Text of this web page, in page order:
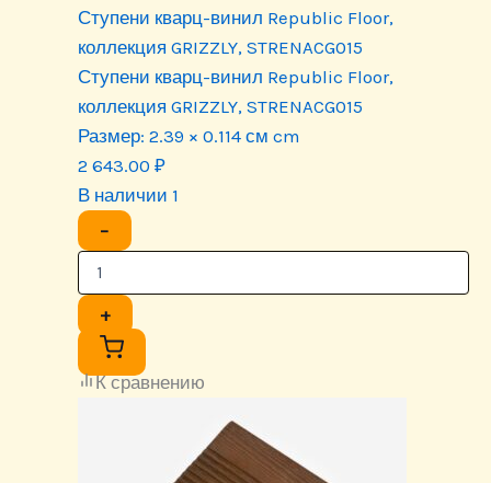
Ступени кварц-винил Republic Floor,
коллекция GRIZZLY, STRENACG015
Ступени кварц-винил Republic Floor,
коллекция GRIZZLY, STRENACG015
Размер: 2.39 × 0.114 см cm
2 643.00 ₽
В наличии 1
−
+
К сравнению